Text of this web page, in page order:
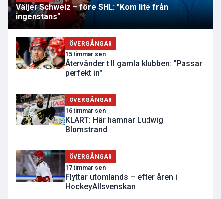
Väljer Schweiz – före SHL: "Kom lite från
ingenstans"
ÖVERGÅNGAR
15 timmar sen
Återvänder till gamla klubben: "Passar
perfekt in"
ÖVERGÅNGAR
16 timmar sen
KLART: Här hamnar Ludwig
Blomstrand
ÖVERGÅNGAR
17 timmar sen
Flyttar utomlands – efter åren i
HockeyAllsvenskan